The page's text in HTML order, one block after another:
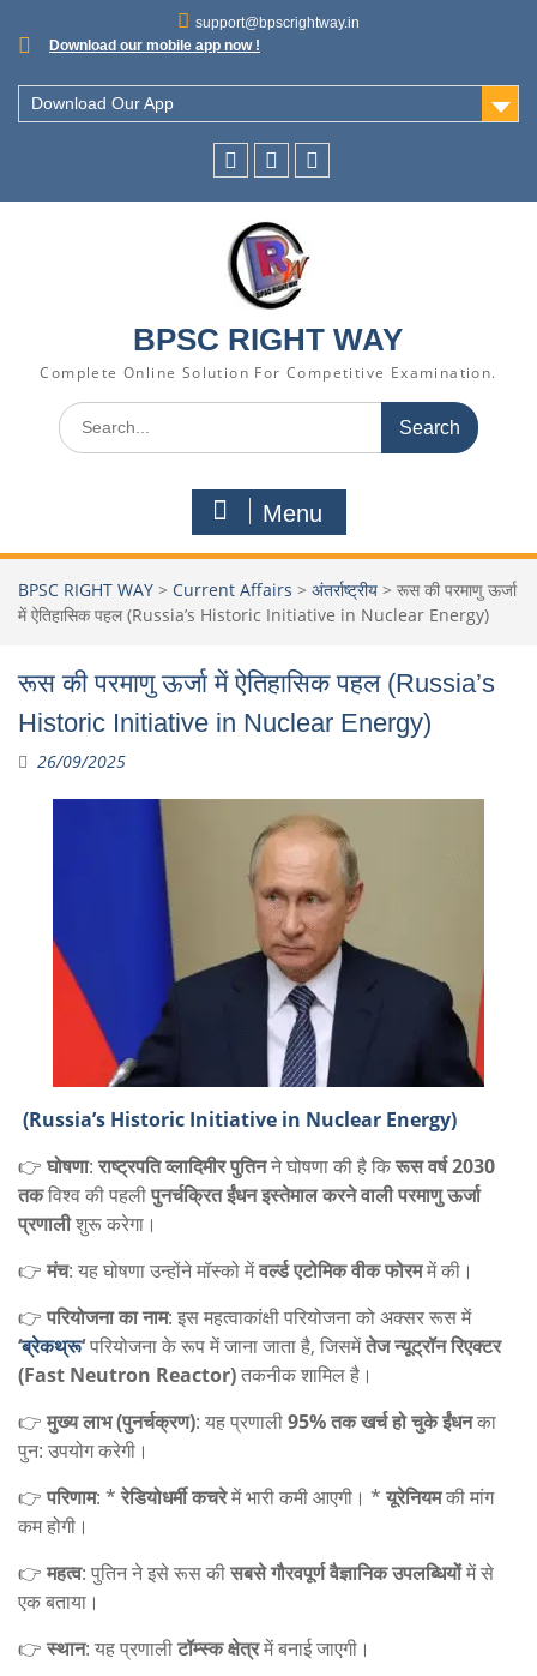
support@bpscrightway.in
Download our mobile app now !
Download Our App
BPSC RIGHT WAY
Complete Online Solution For Competitive Examination.
Menu
BPSC RIGHT WAY > Current Affairs > अंतर्राष्ट्रीय > रूस की परमाणु ऊर्जा
में ऐतिहासिक पहल (Russia’s Historic Initiative in Nuclear Energy)
रूस की परमाणु ऊर्जा में ऐतिहासिक पहल (Russia’s
Historic Initiative in Nuclear Energy)
26/09/2025
(Russia’s Historic Initiative in Nuclear Energy)
👉घोषणा:राष्ट्रपति व्लादिमीर पुतिनने घोषणा की है किरूस वर्ष 2030
तकविश्व की पहलीपुनर्चक्रित ईंधन इस्तेमाल करने वाली परमाणु ऊर्जा
प्रणालीशुरू करेगा।
👉मंच: यह घोषणा उन्होंने मॉस्को मेंवर्ल्ड एटोमिक वीक फोरममें की।
👉परियोजना का नाम: इस महत्वाकांक्षी परियोजना को अक्सर रूस में
‘ब्रेकथ्रू‘परियोजना के रूप में जाना जाता है, जिसमेंतेज न्यूट्रॉन रिएक्टर
(Fast Neutron Reactor)तकनीक शामिल है।
👉मुख्य लाभ (पुनर्चक्रण): यह प्रणाली95% तक खर्च हो चुके ईंधनका
पुन: उपयोग करेगी।
👉परिणाम: *रेडियोधर्मी कचरेमें भारी कमी आएगी। *यूरेनियमकी मांग
कम होगी।
👉महत्व: पुतिन ने इसे रूस कीसबसे गौरवपूर्ण वैज्ञानिक उपलब्धियोंमें से
एक बताया।
👉स्थान: यह प्रणालीटॉम्स्क क्षेत्रमें बनाई जाएगी।